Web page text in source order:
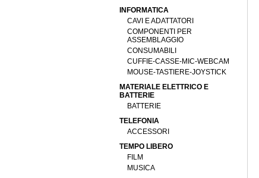
INFORMATICA
CAVI E ADATTATORI
COMPONENTI PER
ASSEMBLAGGIO
CONSUMABILI
CUFFIE-CASSE-MIC-WEBCAM
MOUSE-TASTIERE-JOYSTICK
MATERIALE ELETTRICO E
BATTERIE
BATTERIE
TELEFONIA
ACCESSORI
TEMPO LIBERO
FILM
MUSICA